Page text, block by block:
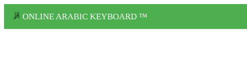
ONLINE ARABIC KEYBOARD ™